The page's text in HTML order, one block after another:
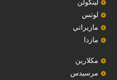
لينكولن
‏لوتس‏
مازيراتي
مازدا
مكلارين
مرسيدس